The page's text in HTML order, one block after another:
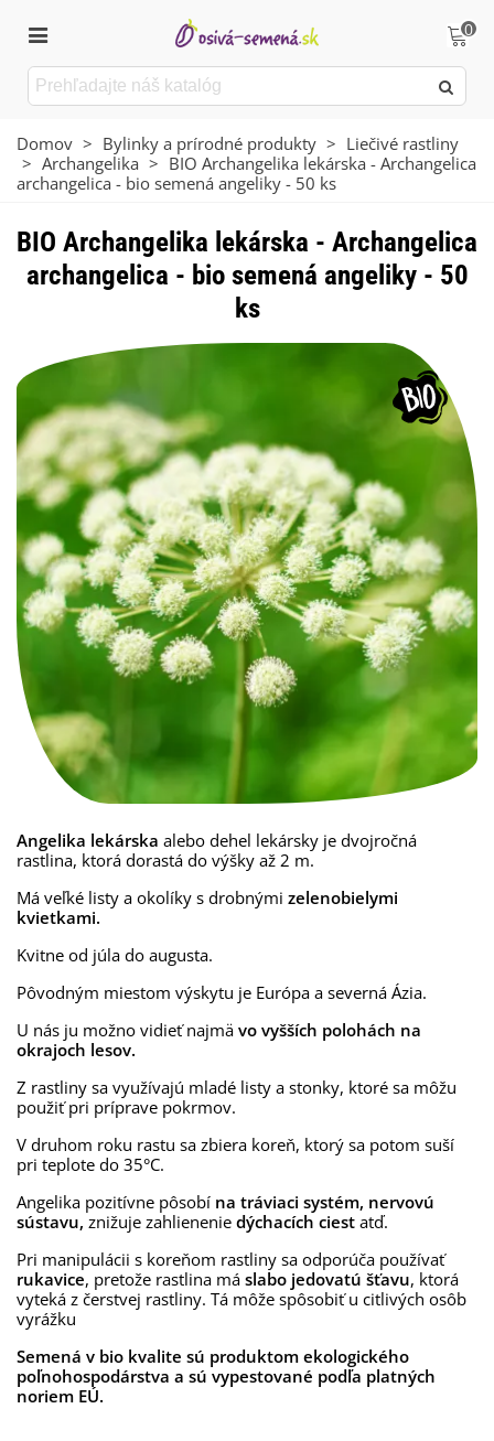
0
Domov > Bylinky a prírodné produkty > Liečivé rastliny
> Archangelika > BIO Archangelika lekárska - Archangelica
archangelica - bio semená angeliky - 50 ks
BIO Archangelika lekárska - Archangelica
archangelica - bio semená angeliky - 50
ks
Angelika lekárska alebo dehel lekársky je dvojročná
rastlina, ktorá dorastá do výšky až 2 m.
Má veľké listy a okolíky s drobnými zelenobielymi
kvietkami.
Kvitne od júla do augusta.
Pôvodným miestom výskytu je Európa a severná Ázia.
U nás ju možno vidieť najmä vo vyšších polohách na
okrajoch lesov.
Z rastliny sa využívajú mladé listy a stonky, ktoré sa môžu
použiť pri príprave pokrmov.
V druhom roku rastu sa zbiera koreň, ktorý sa potom suší
pri teplote do 35°C.
Angelika pozitívne pôsobí na tráviaci systém, nervovú
sústavu, znižuje zahlienenie dýchacích ciest atď.
Pri manipulácii s koreňom rastliny sa odporúča používať
rukavice, pretože rastlina má slabo jedovatú šťavu, ktorá
vyteká z čerstvej rastliny. Tá môže spôsobiť u citlivých osôb
vyrážku
Semená v bio kvalite sú produktom ekologického
poľnohospodárstva a sú vypestované podľa platných
noriem EÚ.